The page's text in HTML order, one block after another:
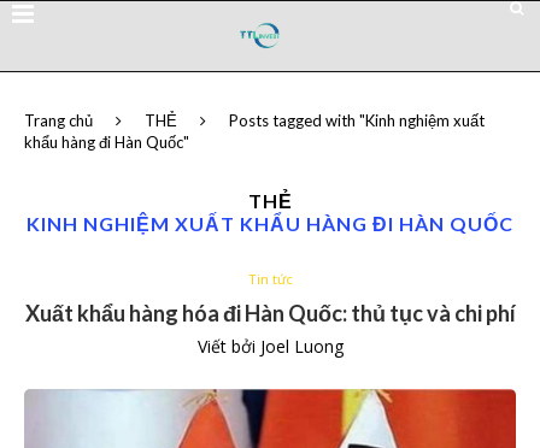
Trang chủ THẺ
Posts tagged with "Kinh nghiệm xuất
khẩu hàng đi Hàn Quốc"
THẺ
KINH NGHIỆM XUẤT KHẨU HÀNG ĐI HÀN QUỐC
Tin tức
Xuất khẩu hàng hóa đi Hàn Quốc: thủ tục và chi phí
Viết bởi Joel Luong